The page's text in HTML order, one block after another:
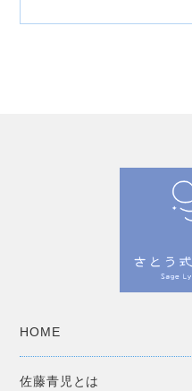
HOME
佐藤青児とは